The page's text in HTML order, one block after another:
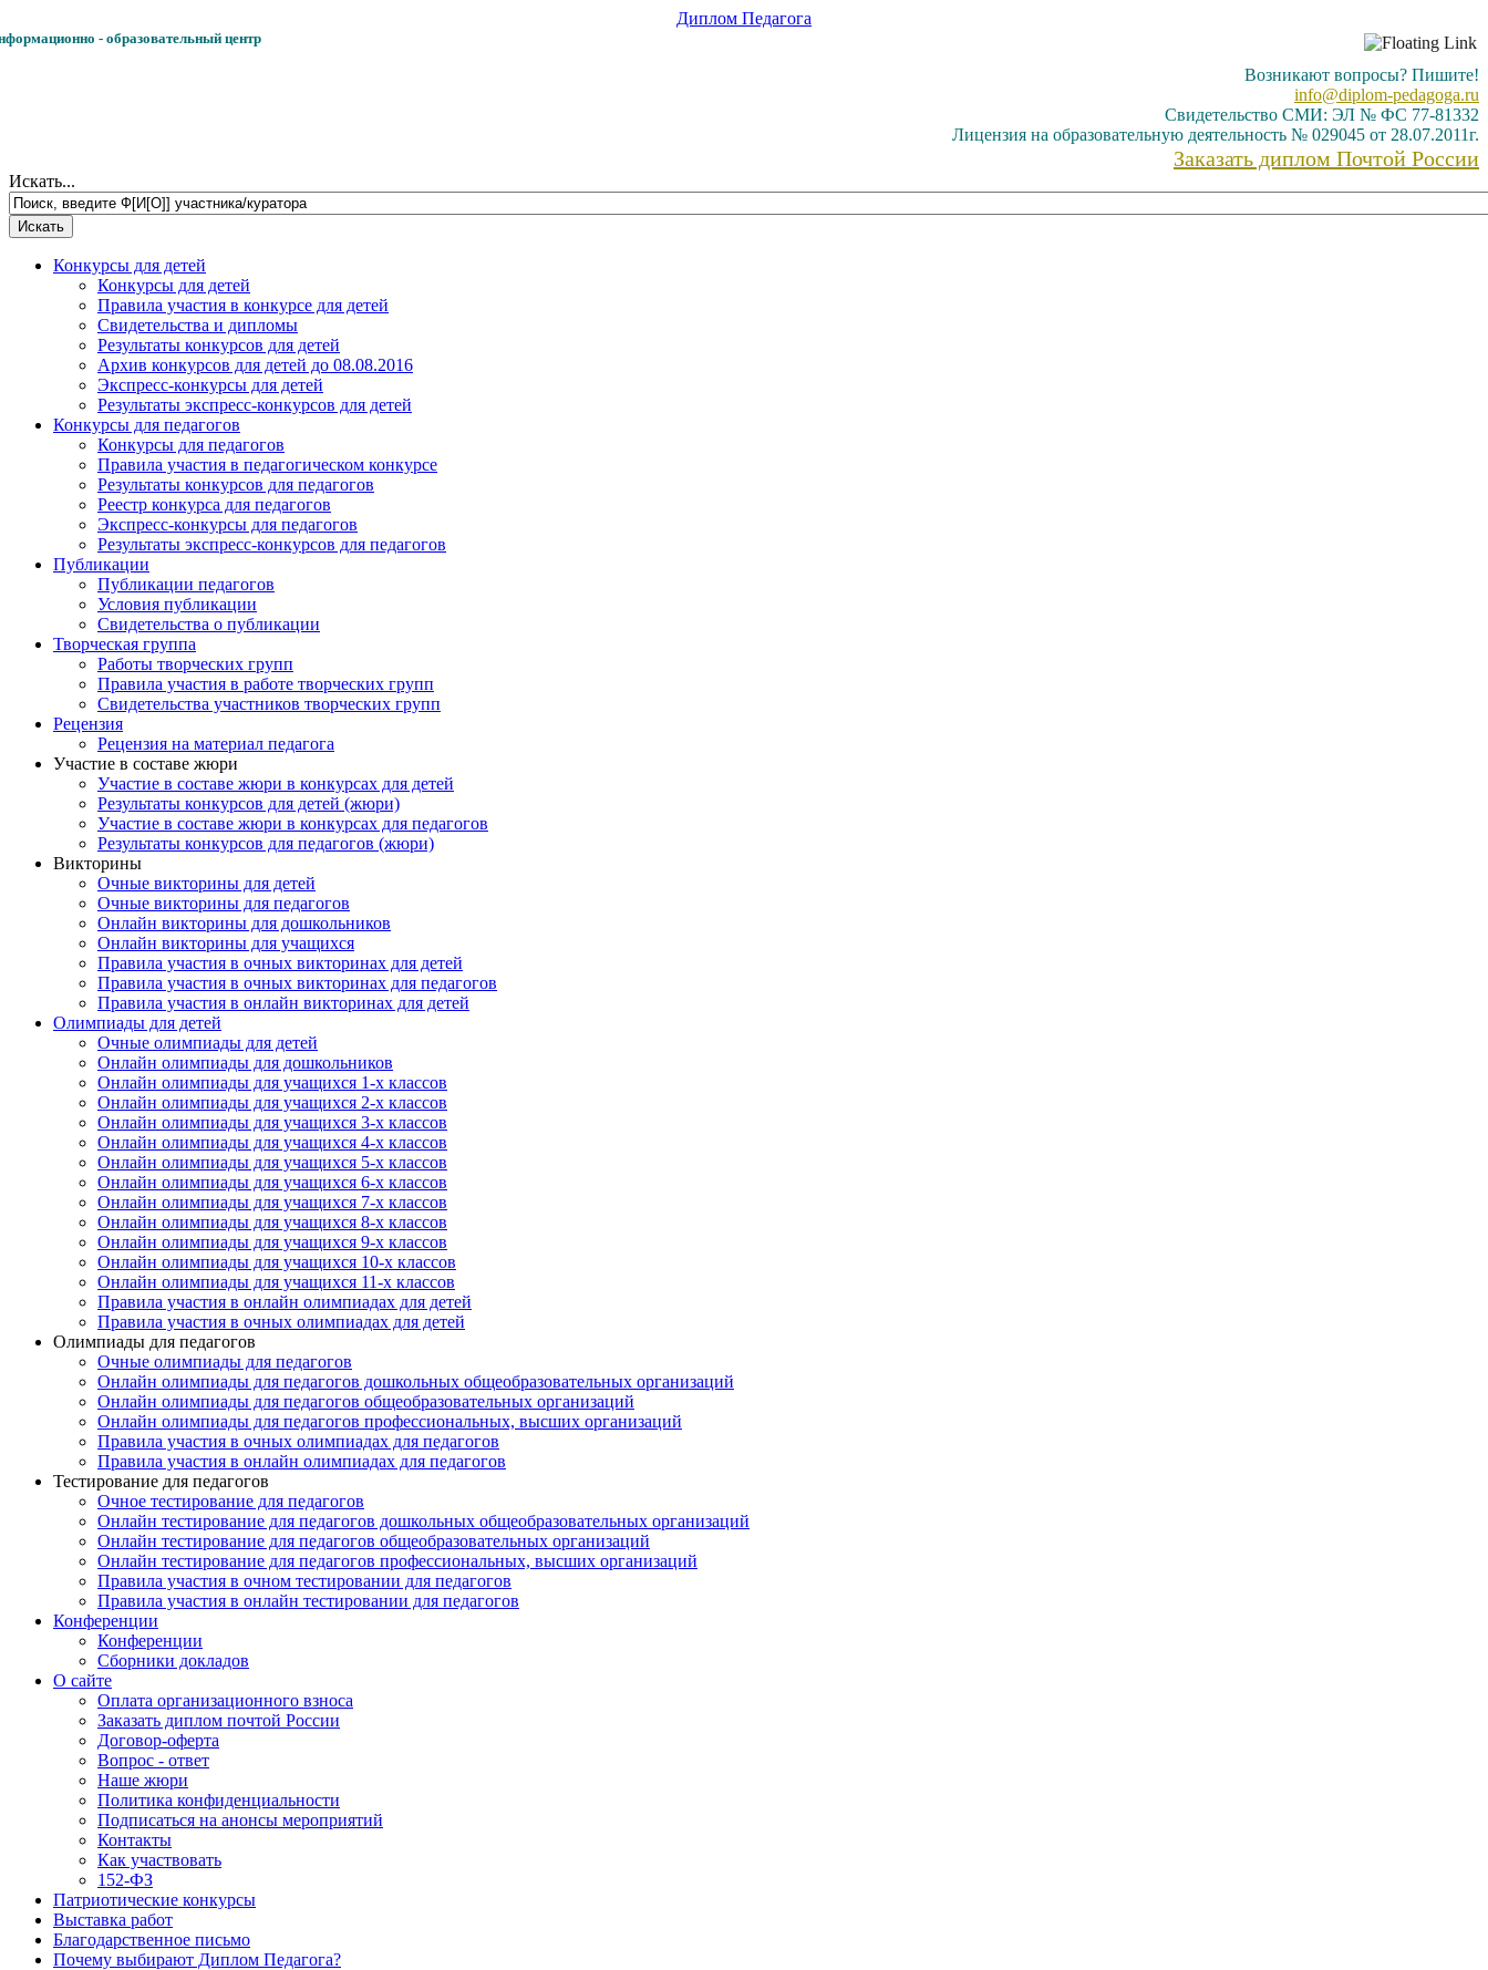
Диплом Педагога
- образовательный центр
Возникают вопросы? Пишите!
info@diplom-pedagoga.ru
Свидетельство СМИ: ЭЛ № ФС 77-81332
Лицензия на образовательную деятельность № 029045 от 28.07.2011г.
Заказать диплом Почтой России
Искать...
Конкурсы для детей
Конкурсы для детей
Правила участия в конкурсе для детей
Свидетельства и дипломы
Результаты конкурсов для детей
Архив конкурсов для детей до 08.08.2016
Экспресс-конкурсы для детей
Результаты экспресс-конкурсов для детей
Конкурсы для педагогов
Конкурсы для педагогов
Правила участия в педагогическом конкурсе
Результаты конкурсов для педагогов
Реестр конкурса для педагогов
Экспресс-конкурсы для педагогов
Результаты экспресс-конкурсов для педагогов
Публикации
Публикации педагогов
Условия публикации
Свидетельства о публикации
Творческая группа
Работы творческих групп
Правила участия в работе творческих групп
Свидетельства участников творческих групп
Рецензия
Рецензия на материал педагога
Участие в составе жюри
Участие в составе жюри в конкурсах для детей
Результаты конкурсов для детей (жюри)
Участие в составе жюри в конкурсах для педагогов
Результаты конкурсов для педагогов (жюри)
Викторины
Очные викторины для детей
Очные викторины для педагогов
Онлайн викторины для дошкольников
Онлайн викторины для учащихся
Правила участия в очных викторинах для детей
Правила участия в очных викторинах для педагогов
Правила участия в онлайн викторинах для детей
Олимпиады для детей
Очные олимпиады для детей
Онлайн олимпиады для дошкольников
Онлайн олимпиады для учащихся 1-х классов
Онлайн олимпиады для учащихся 2-х классов
Онлайн олимпиады для учащихся 3-х классов
Онлайн олимпиады для учащихся 4-х классов
Онлайн олимпиады для учащихся 5-х классов
Онлайн олимпиады для учащихся 6-х классов
Онлайн олимпиады для учащихся 7-х классов
Онлайн олимпиады для учащихся 8-х классов
Онлайн олимпиады для учащихся 9-х классов
Онлайн олимпиады для учащихся 10-х классов
Онлайн олимпиады для учащихся 11-х классов
Правила участия в онлайн олимпиадах для детей
Правила участия в очных олимпиадах для детей
Олимпиады для педагогов
Очные олимпиады для педагогов
Онлайн олимпиады для педагогов дошкольных общеобразовательных организаций
Онлайн олимпиады для педагогов общеобразовательных организаций
Онлайн олимпиады для педагогов профессиональных, высших организаций
Правила участия в очных олимпиадах для педагогов
Правила участия в онлайн олимпиадах для педагогов
Тестирование для педагогов
Очное тестирование для педагогов
Онлайн тестирование для педагогов дошкольных общеобразовательных организаций
Онлайн тестирование для педагогов общеобразовательных организаций
Онлайн тестирование для педагогов профессиональных, высших организаций
Правила участия в очном тестировании для педагогов
Правила участия в онлайн тестировании для педагогов
Конференции
Конференции
Сборники докладов
О сайте
Оплата организационного взноса
Заказать диплом почтой России
Договор-оферта
Вопрос - ответ
Наше жюри
Политика конфиденциальности
Подписаться на анонсы мероприятий
Контакты
Как участвовать
152-ФЗ
Патриотические конкурсы
Выставка работ
Благодарственное письмо
Почему выбирают Диплом Педагога?